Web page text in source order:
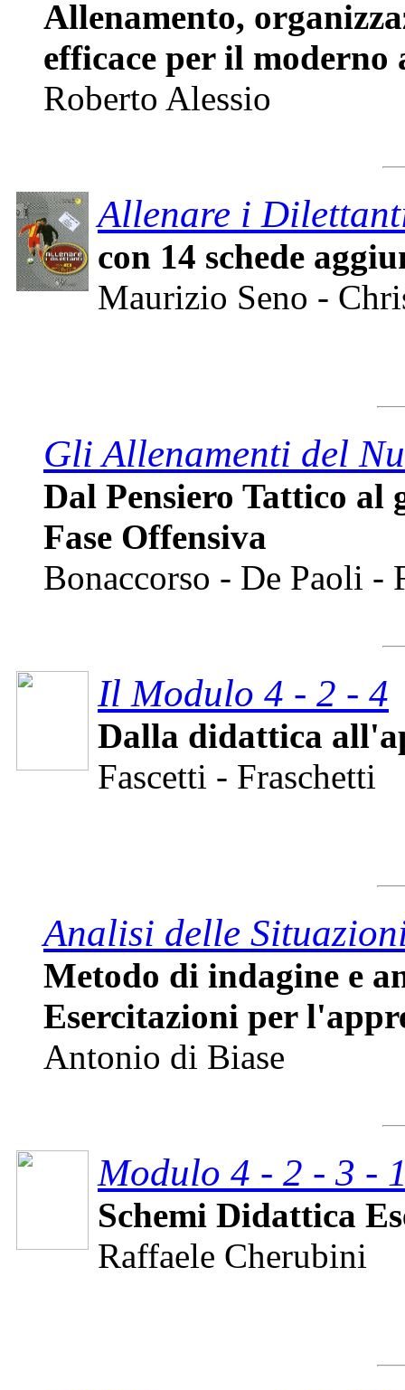
Allenamento,
efficace per il moderno
Roberto Alessio
Allenare i
con 14 schede
Maurizio Seno -
Gli Allenamenti del
Dal Pensiero Tattico al
Fase Offensiva
Bonaccorso - De Paoli
Il Modulo 4 - 2 - 4
Dalla didattica
Fascetti - Fraschetti
Analisi delle
Metodo di indagine e
Esercitazioni per
Antonio di Biase
Modulo 4 - 2 - 3 -
Schemi Didattica
Raffaele Cherubini